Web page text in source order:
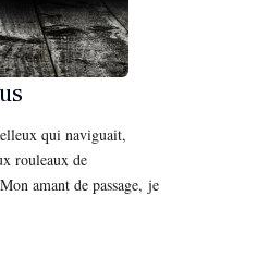
qui naviguait,
rouleaux de
amant de passage, je